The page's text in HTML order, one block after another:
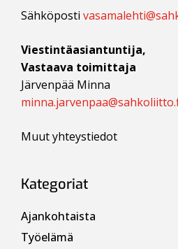
Sähköposti
Viestintäasiantuntija,
Vastaava toimittaja
Järvenpää Minna
Muut yhteystiedot
Kategoriat
Ajankohtaista
Työelämä